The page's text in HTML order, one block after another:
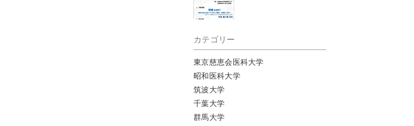
カテゴリー
東京慈恵会医科大学
昭和医科大学
筑波大学
千葉大学
群馬大学